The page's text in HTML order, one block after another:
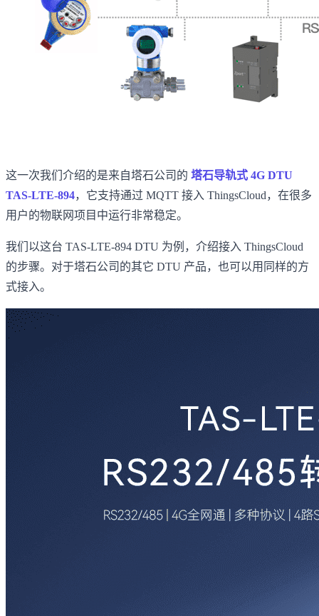
这一次我们介绍的是来自塔石公司的 塔石导轨式 4G DTU
TAS-LTE-894，它支持通过 MQTT 接入 ThingsCloud，在很多
用户的物联网项目中运行非常稳定。
我们以这台 TAS-LTE-894 DTU 为例，介绍接入 ThingsCloud
的步骤。对于塔石公司的其它 DTU 产品，也可以用同样的方
式接入。